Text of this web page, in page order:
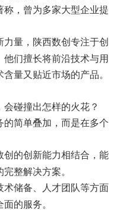
，曾为多家大型企业提
力量，陕西数创专注于创
们擅长将前沿技术与用
量又贴近市场的产品。
碰撞出怎样的火花？
简单叠加，而是在多个
的创新能力相结合，能
整解决方案。
储备、人才团队等方面
的服务。